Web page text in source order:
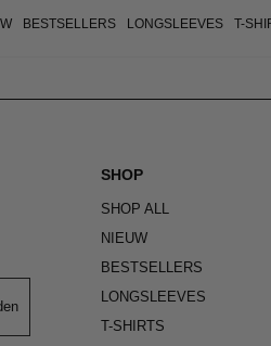
BESTSELLERS LONGSLEEVES T-
SHOP
SHOP ALL
NIEUW
BESTSELLERS
LONGSLEEVES
T-SHIRTS